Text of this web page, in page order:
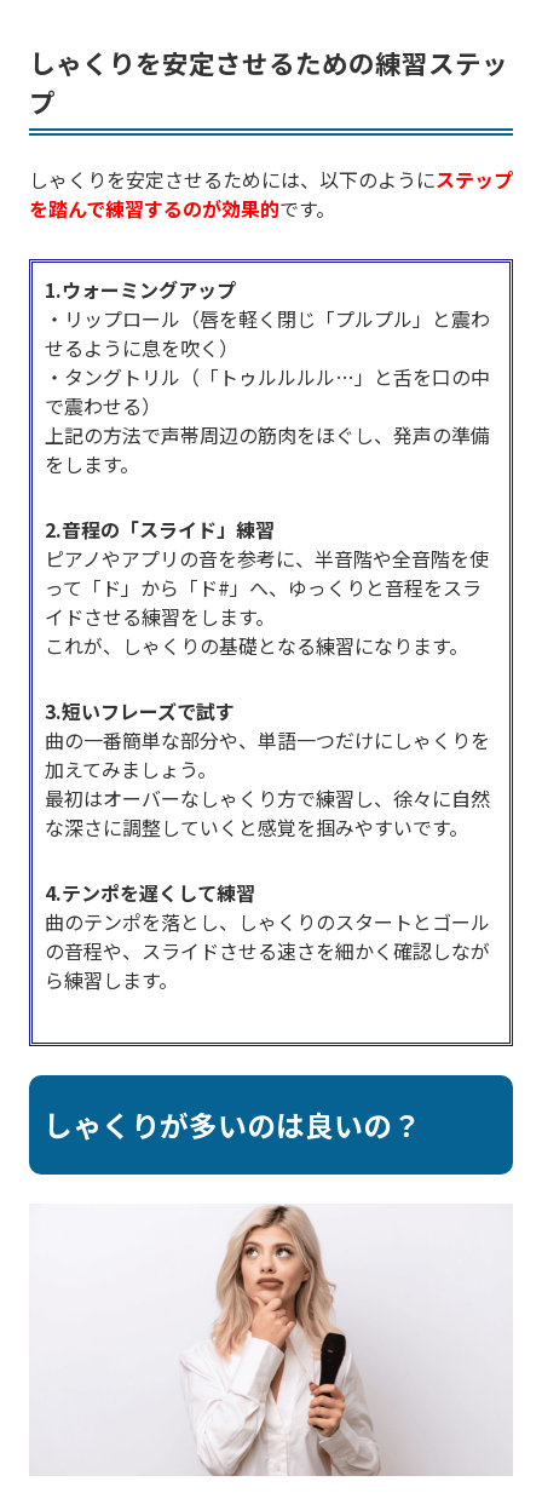
しゃくりを安定させるための練習ステッ
プ
しゃくりを安定させるためには、以下のようにステップ
を踏んで練習するのが効果的です。
1.ウォーミングアップ
・リップロール（唇を軽く閉じ「プルプル」と震わ
せるように息を吹く）
・タングトリル（「トゥルルルル…」と舌を口の中
で震わせる）
上記の方法で声帯周辺の筋肉をほぐし、発声の準備
をします。
2.音程の「スライド」練習
ピアノやアプリの音を参考に、半音階や全音階を使
って「ド」から「ド#」へ、ゆっくりと音程をスラ
イドさせる練習をします。
これが、しゃくりの基礎となる練習になります。
3.短いフレーズで試す
曲の一番簡単な部分や、単語一つだけにしゃくりを
加えてみましょう。
最初はオーバーなしゃくり方で練習し、徐々に自然
な深さに調整していくと感覚を掴みやすいです。
4.テンポを遅くして練習
曲のテンポを落とし、しゃくりのスタートとゴール
の音程や、スライドさせる速さを細かく確認しなが
ら練習します。
しゃくりが多いのは良いの？